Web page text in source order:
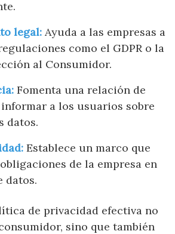
legal: Ayuda a las empresas a
como el GDPR o la
al Consumidor.
Fomenta una relación de
a los usuarios sobre
datos.
Establece un marco que
de la empresa en
datos.
de privacidad efectiva no
sino que también